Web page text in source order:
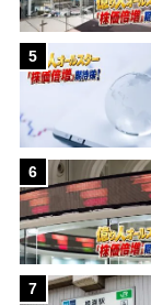
5
6
7